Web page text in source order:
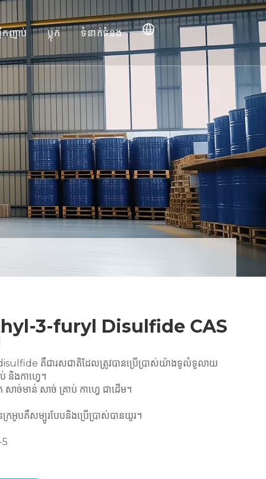
ញាប់ ប្លុក ទំនាក់ទំនង
3-furyl Disulfide CAS
គឺជារសជាតិដែលត្រូវបានប្រើប្រាស់យ៉ាងទូលំទូលាយ
និងកាហ្វេ។
សាច់មាន់ សាច់ គ្រាប់ កាហ្វេ ជាដើម។
ក្រអូបគឺសម្បូរបែបនិងប្រើប្រាស់បានយូរ។